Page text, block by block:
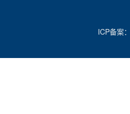
ICP备案：